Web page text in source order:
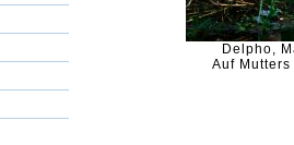
Delpho,
Auf